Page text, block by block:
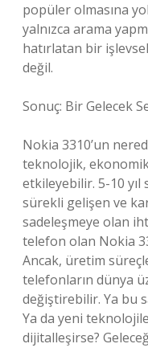
popüler olmasına
yalnızca arama
hatırlatan bir
değil.
Sonuç: Bir Gelecek
Nokia 3310’un
teknolojik, ekonomik
etkileyebilir. 5-10
sürekli gelişen ve
sadeleşmeye olan
telefon olan Nokia
Ancak, üretim
telefonların dünya
değiştirebilir. Ya bu
Ya da yeni
dijitalleşirse?